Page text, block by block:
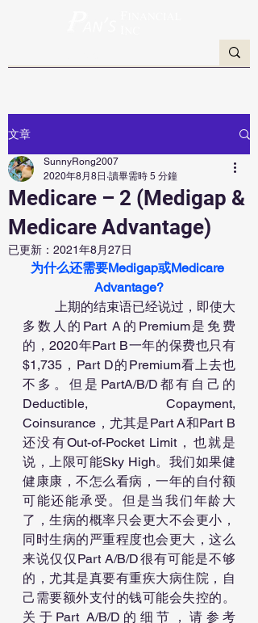
文章
Medicare – 2 (Medigap &
Medicare Advantage)
SunnyRong2007
2020年8月8日 讀畢需時 5 分鐘
已更新： 2021年8月27日
为什么还需要Medigap或Medicare
Advantage?
多数人的Part A的Premium是免费
的，2020年Part B一年的保费也只有
$1,735，Part D的Premium看上去也
不多。但是PartA/B/D都有自己的
Deductible, Copayment,
Coinsurance，尤其是Part A和Part B
还没有Out-of-Pocket Limit，也就是
说，上限可能Sky High。我们如果健
健康康，不怎么看病，一年的自付额
可能还能承受。但是当我们年龄大
了，生病的概率只会更大不会更小，
同时生病的严重程度也会更大，这么
来说仅仅Part A/B/D很有可能是不够
的，尤其是真要有重疾大病住院，自
己需要额外支付的钱可能会失控的。
关于Part A/B/D的细节，请参考